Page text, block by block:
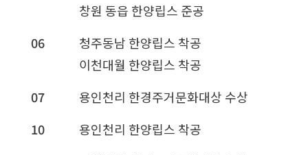
창원 동읍 한양립스 준공
06
청주동남 한양립스 착공
이천대월 한양립스 착공
07
용인천리 한경주거문화대상 수상
10
용인천리 한양립스 착공